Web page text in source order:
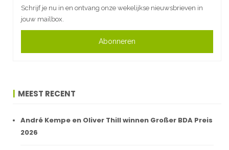
Schrijf je nu in en ontvang onze wekelijkse nieuwsbrieven in
jouw mailbox.
Abonneren
MEEST RECENT
André Kempe en Oliver Thill winnen Großer BDA Preis
2026